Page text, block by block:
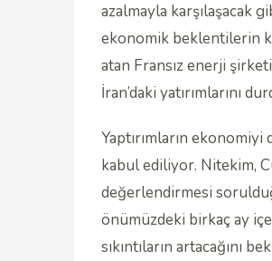
azalmayla karşılaşacak
ekonomik beklentilerin
atan Fransız enerji
İran’daki yatırımlarını
Yaptırımların
kabul ediliyor. Nitekim,
değerlendirmesi
önümüzdeki birkaç ay
sıkıntıların artacağını